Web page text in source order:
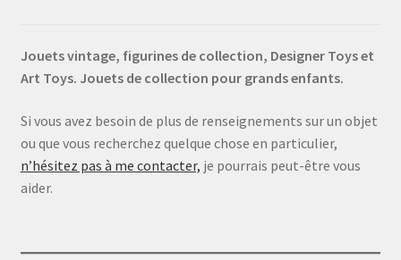
Jouets vintage, figurines de collection, Designer Toys et
Art Toys. Jouets de collection pour grands enfants.
Si vous avez besoin de plus de renseignements sur un objet
ou que vous recherchez quelque chose en particulier,
n’hésitez pas à me contacter, je pourrais peut-être vous
aider.